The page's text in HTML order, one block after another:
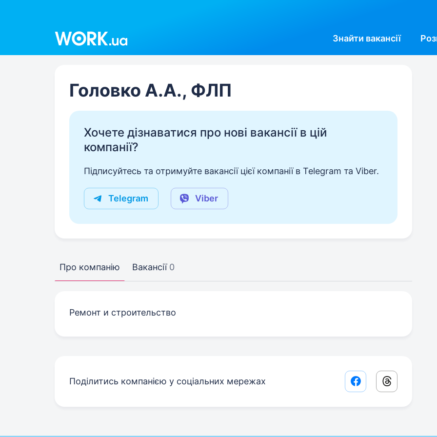
Знайти вакансії
Головко А.А., ФЛП
Хочете дізнаватися про нові вакансії в цій
компанії?
Підписуйтесь та отримуйте вакансії цієї компанії в Telegram та Viber.
Telegram Viber
Про компанію Вакансії 0
Ремонт и строительство
Поділитись компанією у соціальних мережах Facebook share link
Threads